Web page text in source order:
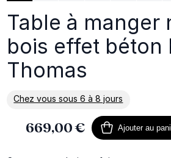
Table à manger
bois effet béton
Thomas
Chez vous sous 6 à 8 jours
En savoir plus sur la livraison
669,00 € Ajouter au